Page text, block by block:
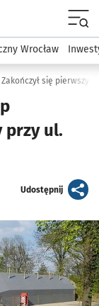
Dla mieszkańca
Wrocław
Zakończył się pierwszy
ul.
Udostępnijartykuł